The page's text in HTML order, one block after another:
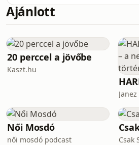
írnál:
követnél minket az
megismerjétek azokat a
amik formálták az
élményekről, túl korán
gyűlölt és szeretett filmes
jelenségekről, filmnézési
és mindenről, ami
jutott.Azt is megosztjuk,
Ajánlott
20 perccel a jövőbe
Kaszt.hu
Női Mosdó
női mosdó podcast Csak